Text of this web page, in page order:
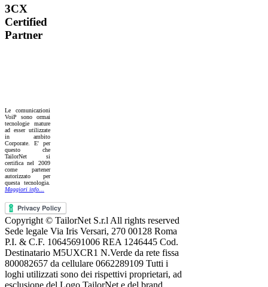
3CX
Certified
Partner
Le comunicazioni
VoiP sono ormai
tecnologie mature
ad esser utilizzate
in ambito
Corporate. E' per
questo che
TailorNet si
certifica nel 2009
come partener
autorizzato per
questa tecnologia.
Maggiori info...
Copyright © TailorNet S.r.l All rights reserved
Sede legale Via Iris Versari, 270 00128 Roma
P.I. & C.F. 10645691006 REA 1246445 Cod.
Destinatario M5UXCR1 N.Verde da rete fissa
800082657 da cellulare 0662289109 Tutti i
loghi utilizzati sono dei rispettivi proprietari, ad
esclusione del Logo TailorNet e del brand